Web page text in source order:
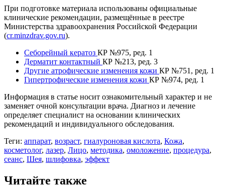
При подготовке материала использованы официальные
клинические рекомендации, размещённые в реестре
Министерства здравоохранения Российской Федерации
(cr.minzdrav.gov.ru).
Себорейный кератоз КР №975, ред. 1
Дерматит контактный КР №213, ред. 3
Другие атрофические изменения кожи КР №751, ред. 1
Гипертрофические изменения кожи КР №974, ред. 1
Информация в статье носит ознакомительный характер и не
заменяет очной консультации врача. Диагноз и лечение
определяет специалист на основании клинических
рекомендаций и индивидуального обследования.
Теги: аппарат, возраст, гиалуроновая кислота, Кожа,
косметолог, лазер, Лицо, методика, омоложение, процедура,
сеанс, Шея, шлифовка, эффект
Читайте также